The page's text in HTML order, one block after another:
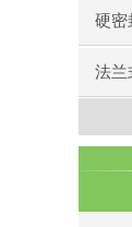
硬密
法兰